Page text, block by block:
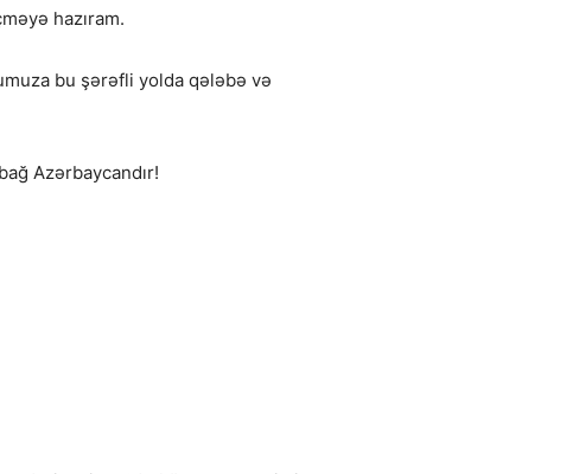
hazıram.
bu şərəfli yolda qələbə və
Azərbaycandır!